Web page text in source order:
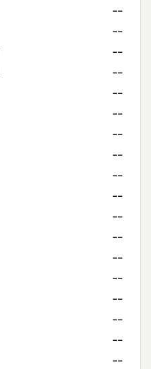
--
--
--
--
--
--
--
--
--
--
--
--
--
--
--
--
--
--